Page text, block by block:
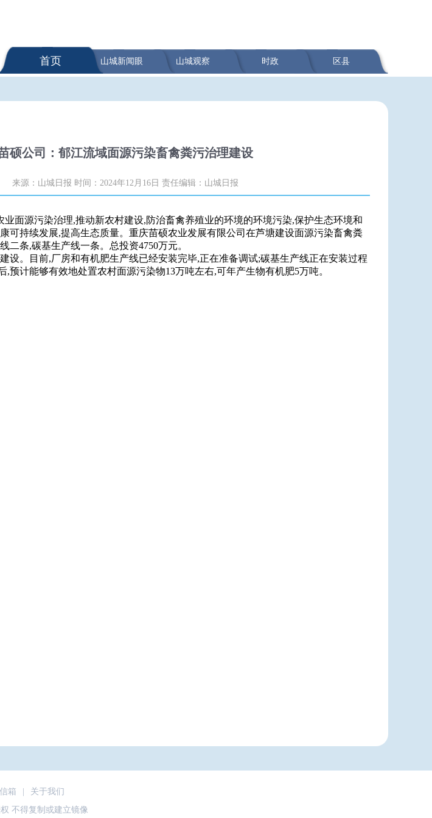
首页 山城新闻眼 山城观察 时政 区县
硕公司：郁江流域面源污染畜禽粪污治理建设
来源：山城日报 时间：2024年12月16日 责任编辑：山城日报
业面源污染治理,推动新农村建设,防治畜禽养殖业的环境的环境污染,保护生态环境和
可持续发展,提高生态质量。重庆苗硕农业发展有限公司在芦塘建设面源污染畜禽粪
二条,碳基生产线一条。总投资4750万元。
设。目前,厂房和有机肥生产线已经安装完毕,正在准备调试;碳基生产线正在安装过程
,预计能够有效地处置农村面源污染物13万吨左右,可年产生物有机肥5万吨。
箱
关于我们
不得复制或建立镜像